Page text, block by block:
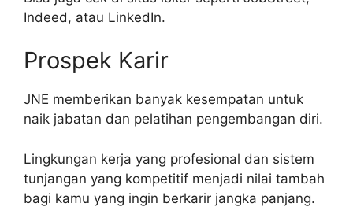
Indeed, atau LinkedIn.
Prospek Karir
JNE memberikan banyak kesempatan untuk
naik jabatan dan pelatihan pengembangan diri.
Lingkungan kerja yang profesional dan sistem
tunjangan yang kompetitif menjadi nilai tambah
bagi kamu yang ingin berkarir jangka panjang.